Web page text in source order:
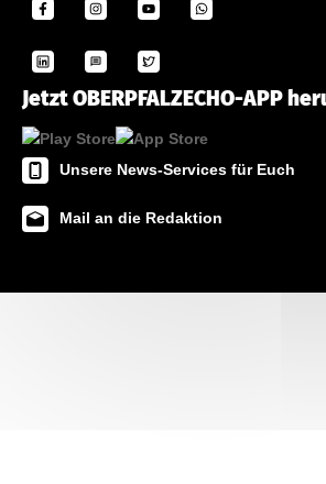
Jetzt OBERPFALZECHO-APP
Unsere News-Services für Euch
Mail an die Redaktion